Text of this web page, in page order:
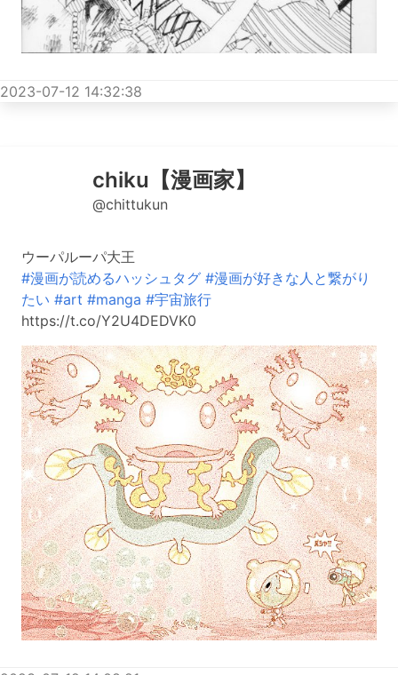
2023-07-12 14:32:38
chiku【漫画家】
@chittukun
ウーパルーパ大王
#漫画が読めるハッシュタグ #漫画が好きな人と繋がり
たい #art #manga #宇宙旅行
https://t.co/Y2U4DEDVK0